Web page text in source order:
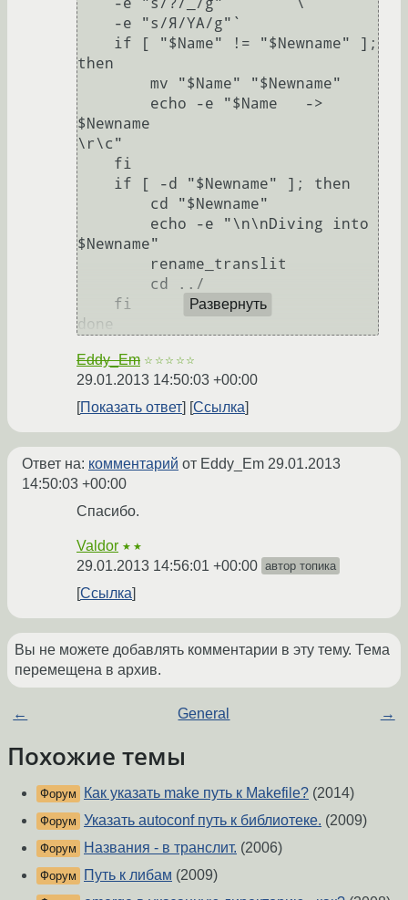
then
$Newname
\r\c"
$Newname"
Развернуть
Eddy_Em ☆☆☆☆☆
29.01.2013 14:50:03 +00:00
Показать ответ
Ссылка
Ответ на: комментарий от Eddy_Em 29.01.2013
14:50:03 +00:00
Спасибо.
Valdor ★★
29.01.2013 14:56:01 +00:00 автор топика
Ссылка
Вы не можете добавлять комментарии в эту тему. Тема
перемещена в архив.
← General →
Похожие темы
Форум Как указать make путь к Makefile? (2014)
Форум Указать autoconf путь к библиотеке. (2009)
Форум Названия - в транслит. (2006)
Форум Путь к либам (2009)